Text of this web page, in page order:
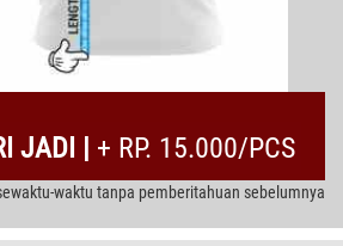
JADI | + RP. 15.000/PCS
waktu tanpa pemberitahuan sebelumnya